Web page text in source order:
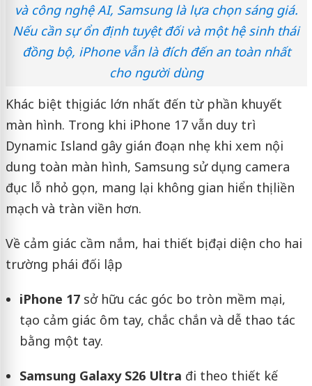
và công nghệ AI, Samsung là lựa chọn sáng giá.
Nếu cần sự ổn định tuyệt đối và một hệ sinh thái
đồng bộ, iPhone vẫn là đích đến an toàn nhất
cho người dùng
Khác biệt thị giác lớn nhất đến từ phần khuyết
màn hình. Trong khi iPhone 17 vẫn duy trì
Dynamic Island gây gián đoạn nhẹ khi xem nội
dung toàn màn hình, Samsung sử dụng camera
đục lỗ nhỏ gọn, mang lại không gian hiển thị liền
mạch và tràn viền hơn.
Về cảm giác cầm nắm, hai thiết bị đại diện cho hai
trường phái đối lập
iPhone 17sở hữu các góc bo tròn mềm mại,
tạo cảm giác ôm tay, chắc chắn và dễ thao tác
bằng một tay.
Samsung Galaxy S26 Ultra đi theo thiết kế